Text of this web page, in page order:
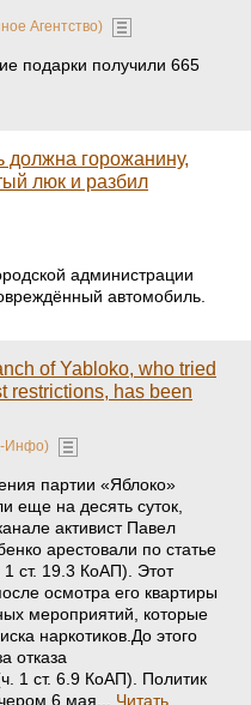
Агентство)
подарки получили 665
должна горожанину,
люк и разбил
администрации
автомобиль.
of Yabloko, who tried
restrictions, has been
Инфо)
партии «Яблоко»
еще на десять суток,
активист Павел
арестовали по статье
ст. 19.3 КоАП). Этот
осмотра его квартиры
мероприятий, которые
наркотиков.До этого
отказа
1 ст. 6.9 КоАП). Политик
6 мая... Читать